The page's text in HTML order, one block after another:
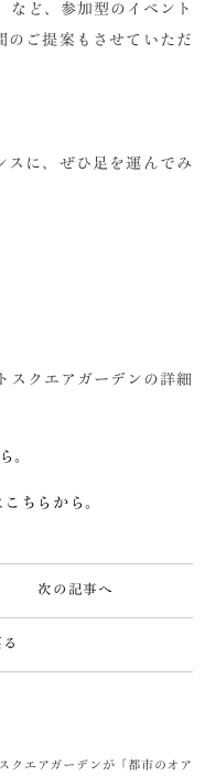
など、参加型のイベント
のご提案もさせていただ
スに、ぜひ足を運んでみ
スクエアガーデンの詳細
。
こちらから。
次の記事へ
クエアガーデンが「都市のオア